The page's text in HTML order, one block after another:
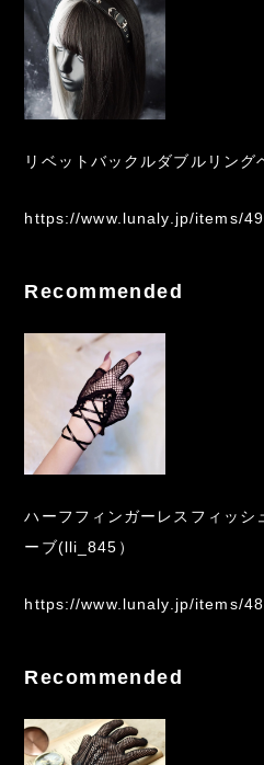
リベットバックルダブルリング
https://www.lunaly.jp/items/
Recommended
ハーフフィンガーレスフィッシ
ーブ(lli_845）
https://www.lunaly.jp/items/
Recommended